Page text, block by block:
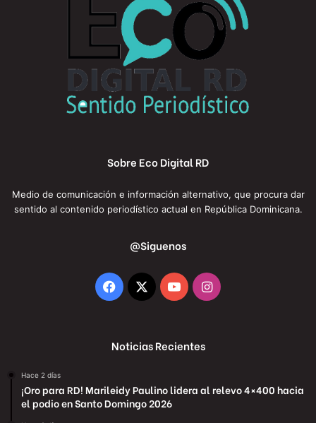
Sobre Eco Digital RD
Medio de comunicación e información alternativo, que procura dar
sentido al contenido periodístico actual en República Dominicana.
@Siguenos
Facebook
X YouTubeInstagram
Noticias Recientes
Hace 2 días
¡Oro para RD! Marileidy Paulino lidera al relevo 4×400 hacia
el podio en Santo Domingo 2026